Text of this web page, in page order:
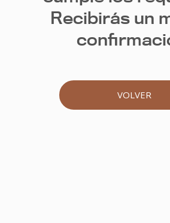
Recibirás un
VOLVER